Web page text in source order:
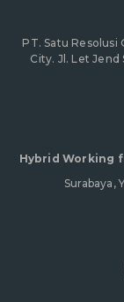
PT. Satu Resolusi
City. Jl. Let Jend
Hybrid Working
Surabaya,